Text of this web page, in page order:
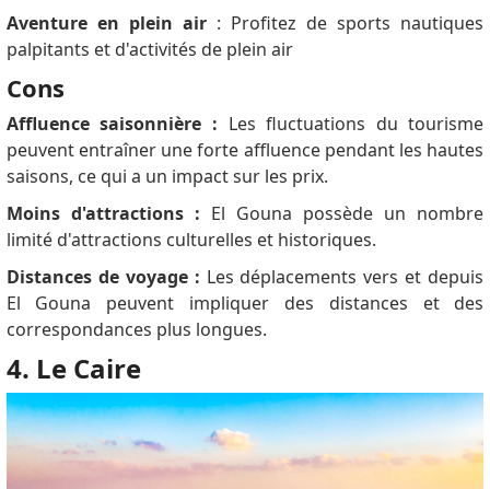
Aventure en plein air: Profitez de sports nautiques
palpitants et d'activités de plein air
Cons
Affluence saisonnière : Les fluctuations du tourisme
peuvent entraîner une forte affluence pendant les hautes
saisons, ce qui a un impact sur les prix.
Moins d'attractions : El Gouna possède un nombre
limité d'attractions culturelles et historiques.
Distances de voyage : Les déplacements vers et depuis
El Gouna peuvent impliquer des distances et des
correspondances plus longues.
4. Le Caire